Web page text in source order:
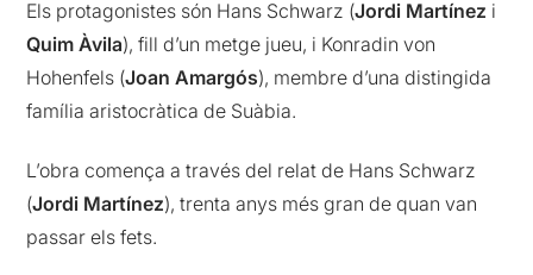
Els protagonistes són Hans Schwarz (Jordi Martínez i
Quim Àvila), fill d’un metge jueu, i Konradin von
Hohenfels (Joan Amargós), membre d’una distingida
família aristocràtica de Suàbia.
L’obra comença a través del relat de Hans Schwarz
(Jordi Martínez), trenta anys més gran de quan van
passar els fets.